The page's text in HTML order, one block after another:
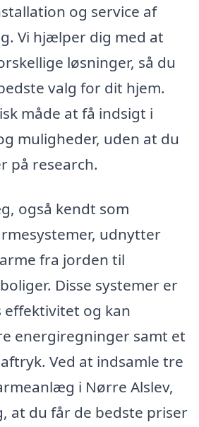
og service af
Vi hjælper dig med at
løsninger, så du
valg for dit hjem.
måde at få indsigt i
muligheder, uden at du
på research.
også kendt som
udnytter
fra jorden til
Disse systemer er
og kan
energiregninger samt et
Ved at indsamle tre
i Nørre Alslev,
at du får de bedste priser